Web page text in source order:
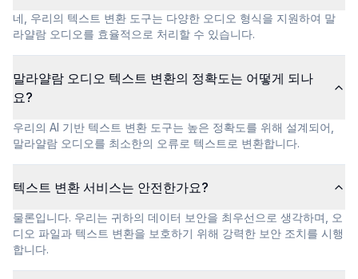
네, 우리의 텍스트 변환 도구는 다양한 오디오 형식을 지원하여 말
라얄람 오디오를 효율적으로 처리할 수 있습니다.
말라얄람 오디오 텍스트 변환의 정확도는 어떻게 되나
요?
우리의 AI 기반 텍스트 변환 도구는 높은 정확도를 위해 설계되어,
말라얄람 오디오를 최소한의 오류로 텍스트로 변환합니다.
텍스트 변환 서비스는 안전한가요?
물론입니다. 우리는 귀하의 데이터 보안을 최우선으로 생각하며, 오
디오 파일과 텍스트 변환을 보호하기 위해 강력한 보안 조치를 시행
합니다.